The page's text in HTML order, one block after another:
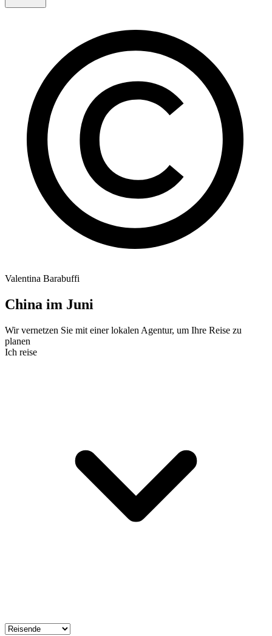
Valentina Barabuffi
China im Juni
Wir vernetzen Sie mit einer lokalen Agentur, um Ihre Reise zu
planen
Ich reise